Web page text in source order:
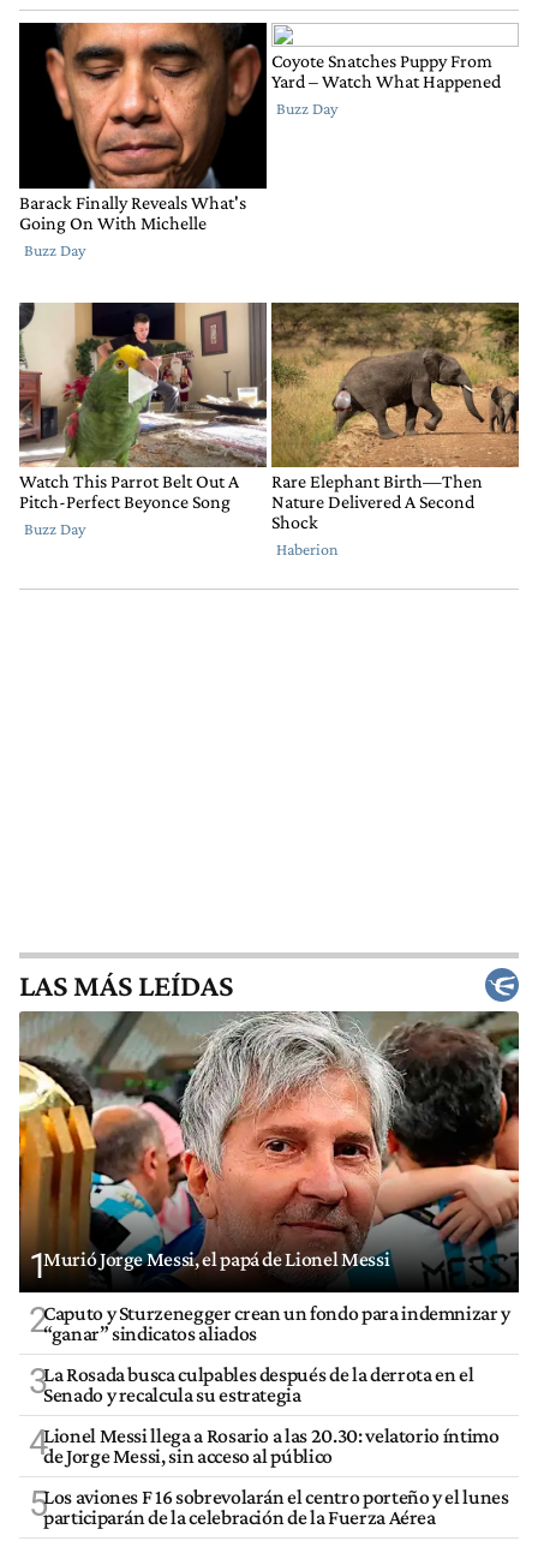
LAS MÁS LEÍDAS
1Murió Jorge Messi, el papá de Lionel Messi
2Caputo y Sturzenegger crean un fondo para indemnizar y
“ganar” sindicatos aliados
3La Rosada busca culpables después de la derrota en el
Senado y recalcula su estrategia
4Lionel Messi llega a Rosario a las 20.30: velatorio íntimo
de Jorge Messi, sin acceso al público
5Los aviones F 16 sobrevolarán el centro porteño y el lunes
participarán de la celebración de la Fuerza Aérea